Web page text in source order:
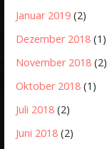
Januar 2019 (2)
Dezember 2018 (1)
November 2018 (2)
Oktober 2018 (1)
Juli 2018 (2)
Juni 2018 (2)